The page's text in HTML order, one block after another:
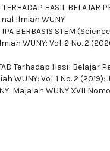
HASIL BELAJAR
Ilmiah WUNY
IPA BERBASIS STEM
WUNY: Vol. 2 No. 2
Terhadap Hasil Belajar
WUNY: Vol. 1 No. 2
Majalah WUNY XVII